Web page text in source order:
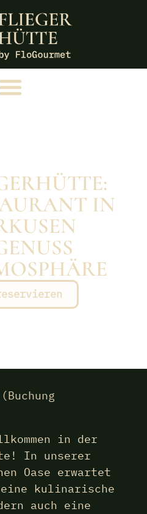
IN
von der
in der
In unserer
Oase erwartet
kulinarische
auch eine